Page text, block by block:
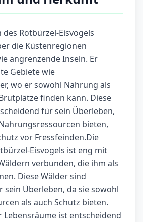
Rotbürzel-Eisvogels
die Küstenregionen
angrenzende Inseln. Er
Gebiete wie
wo er sowohl Nahrung als
finden kann. Diese
für sein Überleben,
bieten,
vor Fressfeinden.Die
Eisvogels ist eng mit
verbunden, die ihm als
Diese Wälder sind
sein Überleben, da sie sowohl
als auch Schutz bieten.
Lebensräume ist entscheidend